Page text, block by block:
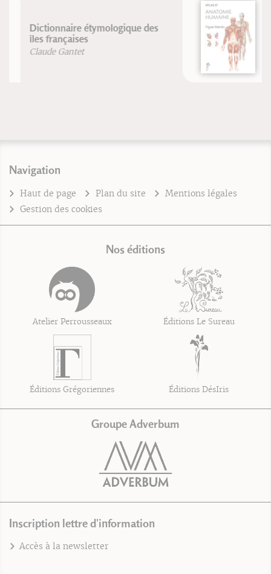
Atlas d'Anatomie Humaine
Navigation
Haut de page Plan du site
Mentions légales
Gestion des cookies
Nos éditions
Atelier Perrousseaux Éditions Le Sureau
Éditions Grégoriennes Éditions DésIris
Groupe Adverbum
Inscription lettre d'information
Accès à la newsletter